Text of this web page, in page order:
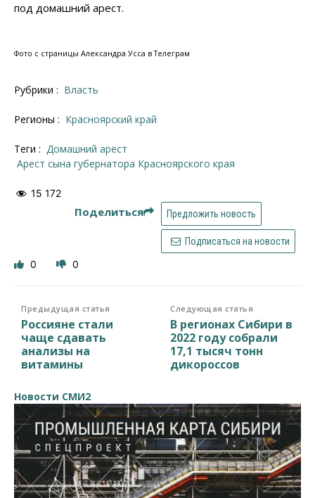
под домашний арест.
Фото с страницы Александра Усса в Телеграм
Рубрики : Власть
Регионы : Красноярский край
Теги :
домашний арест
Арест сына губернатора Красноярского края
15 172
Поделиться Предложить новость
Подписаться на новости
0 0
Предыдущая статья
Россияне стали
чаще сдавать
анализы на
витамины
Следующая статья
В регионах Сибири в
2022 году собрали
17,1 тысяч тонн
дикороссов
Новости СМИ2